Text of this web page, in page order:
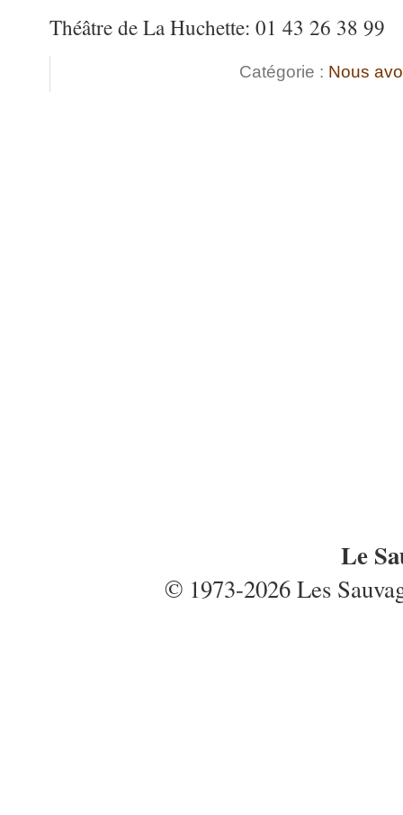
Théâtre de La Huchette: 01 43 26 38 99
Catégorie : Nous
Le
© 1973-2026 Les